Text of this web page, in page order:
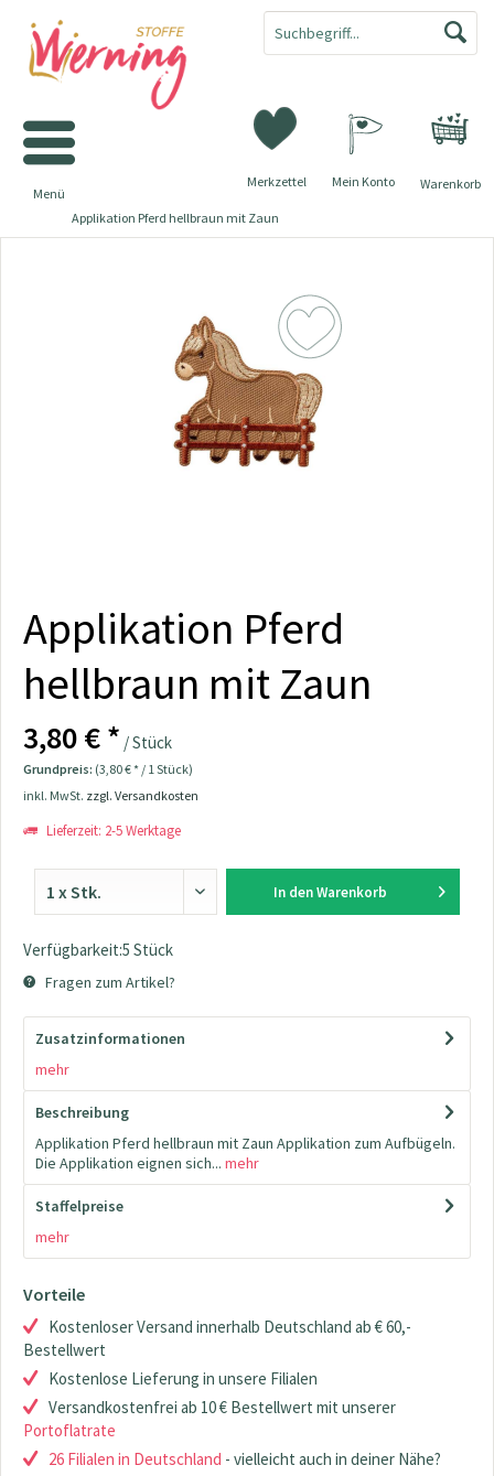
Warenkorb
Merkzettel Mein Konto
Menü
Applikation Pferd hellbraun mit Zaun
Applikation Pferd
hellbraun mit Zaun
3,80 € * / Stück
Grundpreis: (3,80 € * / 1 Stück)
inkl. MwSt. zzgl. Versandkosten
Lieferzeit: 2-5 Werktage
In den Warenkorb
Verfügbarkeit:5 Stück
Fragen zum Artikel?
Zusatzinformationen
mehr
Beschreibung
Applikation Pferd hellbraun mit Zaun Applikation zum Aufbügeln.
Die Applikation eignen sich... mehr
Staffelpreise
mehr
Vorteile
Kostenloser Versand innerhalb Deutschland ab € 60,-
Bestellwert
Kostenlose Lieferung in unsere Filialen
Versandkostenfrei ab 10 € Bestellwert mit unserer
Portoflatrate
26 Filialen in Deutschland - vielleicht auch in deiner Nähe?